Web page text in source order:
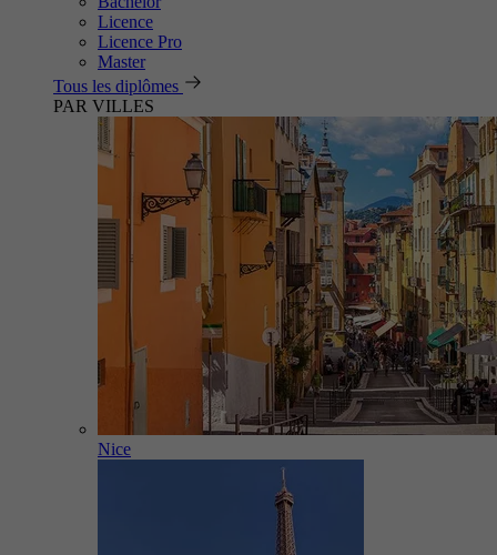
Licence
Licence Pro
Master
Tous les diplômes
PAR VILLES
Nice